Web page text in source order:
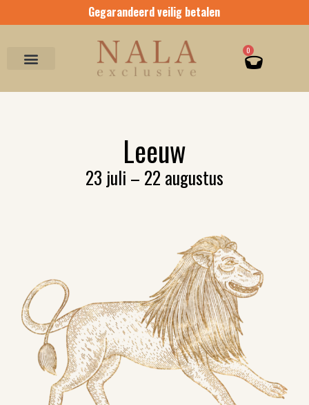
Gegarandeerd veilig betalen
0
Leeuw
23 juli – 22 augustus